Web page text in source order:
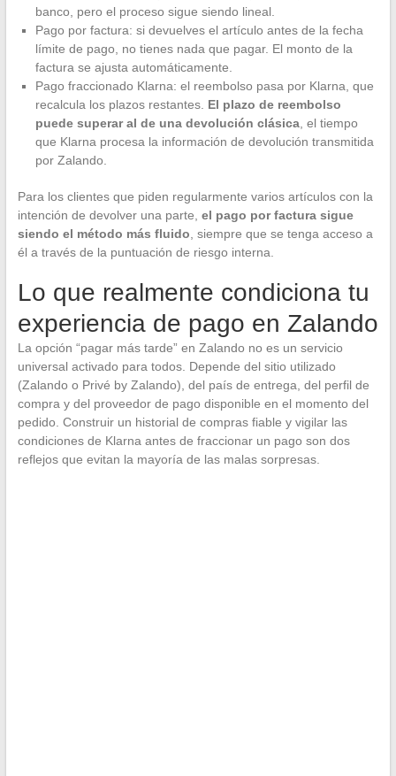
banco, pero el proceso sigue siendo lineal.
Pago por factura: si devuelves el artículo antes de la fecha
límite de pago, no tienes nada que pagar. El monto de la
factura se ajusta automáticamente.
Pago fraccionado Klarna: el reembolso pasa por Klarna, que
recalcula los plazos restantes. El plazo de reembolso
puede superar al de una devolución clásica, el tiempo
que Klarna procesa la información de devolución transmitida
por Zalando.
Para los clientes que piden regularmente varios artículos con la
intención de devolver una parte, el pago por factura sigue
siendo el método más fluido, siempre que se tenga acceso a
él a través de la puntuación de riesgo interna.
Lo que realmente condiciona tu
experiencia de pago en Zalando
La opción “pagar más tarde” en Zalando no es un servicio
universal activado para todos. Depende del sitio utilizado
(Zalando o Privé by Zalando), del país de entrega, del perfil de
compra y del proveedor de pago disponible en el momento del
pedido. Construir un historial de compras fiable y vigilar las
condiciones de Klarna antes de fraccionar un pago son dos
reflejos que evitan la mayoría de las malas sorpresas.